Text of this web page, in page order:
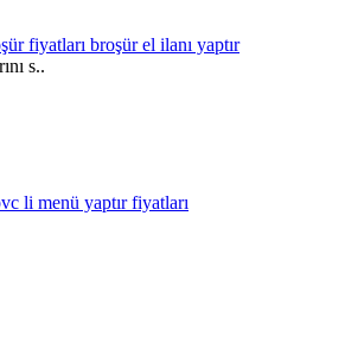
fiyatları broşür el ilanı yaptır
s..
li menü yaptır fiyatları